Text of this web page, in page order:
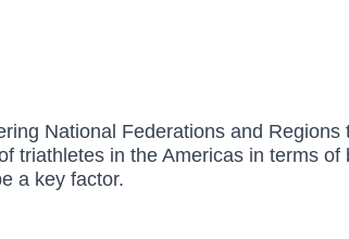
National Federations and
triathletes in the Americas in terms
a key factor.